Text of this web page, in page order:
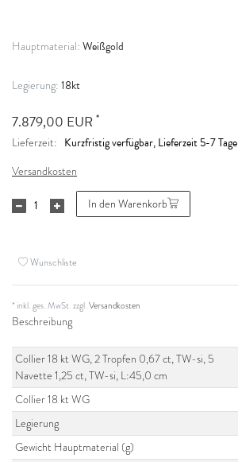
Hauptmaterial: Weißgold
Legierung: 18kt
7.879,00 EUR *
Lieferzeit: Kurzfristig verfügbar, Lieferzeit 5-7 Tage
Versandkosten
In den Warenkorb
Wunschliste
* inkl. ges. MwSt. zzgl.Versandkosten
Beschreibung
Collier 18 kt WG, 2 Tropfen 0,67 ct, TW-si, 5
Navette 1,25 ct, TW-si, L:45,0 cm
Collier 18 kt WG
Legierung
Gewicht Hauptmaterial (g)